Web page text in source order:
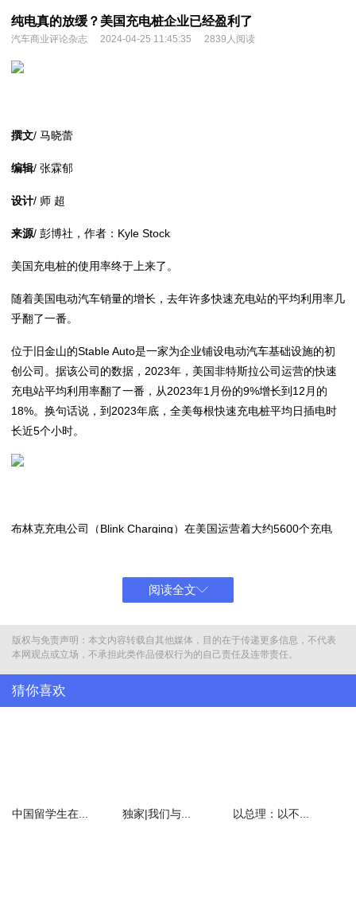
纯电真的放缓？美国充电桩企业已经盈利了
汽车商业评论杂志 2024-04-25 11:45:35 2839人阅读
撰文/ 马晓蕾
编辑/ 张霖郁
设计/ 师 超
来源/ 彭博社，作者：Kyle Stock
美国充电桩的使用率终于上来了。
随着美国电动汽车销量的增长，去年许多快速充电站的平均利用率几
乎翻了一番。
位于旧金山的Stable Auto是一家为企业铺设电动汽车基础设施的初
创公司。据该公司的数据，2023年，美国非特斯拉公司运营的快速
充电站平均利用率翻了一番，从2023年1月份的9%增长到12月的
18%。换句话说，到2023年底，全美每根快速充电桩平均日插电时
长近5个小时。
布林克充电公司（Blink Charging）在美国运营着大约5600个充电
使用率的上升不仅是电动汽车普及率的指标，也是充电站盈利的风向
盈利。Stable首席执行官罗汉·普里（Rohan Puri）说，从这个角度
上讲，使用率的飙升代表着大量充电站首次实现盈利。
EVgo公司前首席执行官凯茜·佐伊（Cathy Zoi）在2023年9月的一次
程度翻了一番，因为有100多万辆电动汽车首次上路行驶▼
阅读全文
版权与免责声明：本文内容转载自其他媒体，目的在于传递更多信息，不代表
本网观点或立场，不承担此类作品侵权行为的自己责任及连带责任。
猜你喜欢
中国留学生在... 独家|我们与... 以总理：以不...